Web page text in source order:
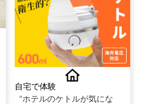
自宅で体験
“ホテルのケトルが気にな